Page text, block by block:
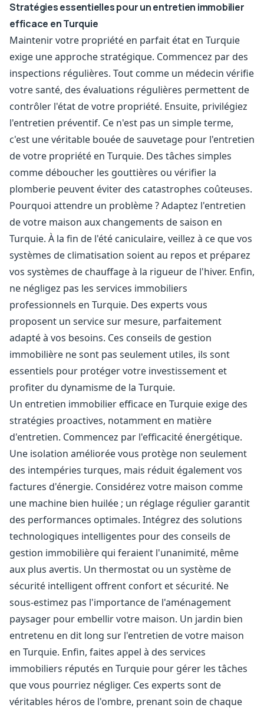
Stratégies essentielles pour un entretien immobilier
efficace en Turquie
Maintenir votre propriété en parfait état en Turquie
exige une approche stratégique. Commencez par des
inspections régulières. Tout comme un médecin vérifie
votre santé, des évaluations régulières permettent de
contrôler l'état de votre propriété. Ensuite, privilégiez
l'entretien préventif. Ce n'est pas un simple terme,
c'est une véritable bouée de sauvetage pour l'entretien
de votre propriété en Turquie. Des tâches simples
comme déboucher les gouttières ou vérifier la
plomberie peuvent éviter des catastrophes coûteuses.
Pourquoi attendre un problème ? Adaptez l'entretien
de votre maison aux changements de saison en
Turquie. À la fin de l'été caniculaire, veillez à ce que vos
systèmes de climatisation soient au repos et préparez
vos systèmes de chauffage à la rigueur de l'hiver. Enfin,
ne négligez pas les services immobiliers
professionnels en Turquie. Des experts vous
proposent un service sur mesure, parfaitement
adapté à vos besoins. Ces conseils de gestion
immobilière ne sont pas seulement utiles, ils sont
essentiels pour protéger votre investissement et
profiter du dynamisme de la Turquie.
Un entretien immobilier efficace en Turquie exige des
stratégies proactives, notamment en matière
d'entretien. Commencez par l'efficacité énergétique.
Une isolation améliorée vous protège non seulement
des intempéries turques, mais réduit également vos
factures d'énergie. Considérez votre maison comme
une machine bien huilée ; un réglage régulier garantit
des performances optimales. Intégrez des solutions
technologiques intelligentes pour des conseils de
gestion immobilière qui feraient l'unanimité, même
aux plus avertis. Un thermostat ou un système de
sécurité intelligent offrent confort et sécurité. Ne
sous-estimez pas l'importance de l'aménagement
paysager pour embellir votre maison. Un jardin bien
entretenu en dit long sur l'entretien de votre maison
en Turquie. Enfin, faites appel à des services
immobiliers réputés en Turquie pour gérer les tâches
que vous pourriez négliger. Ces experts sont de
véritables héros de l'ombre, prenant soin de chaque